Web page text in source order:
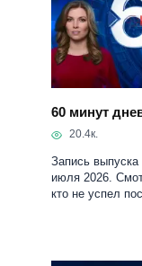
60 минут
20.4к.
Запись выпуска
июля 2026.
кто не успел